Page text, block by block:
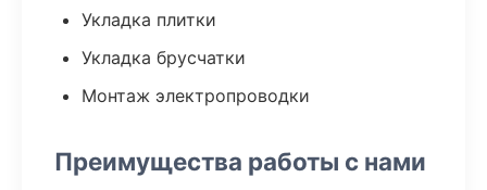
Укладка плитки
Укладка брусчатки
Монтаж электропроводки
Преимущества работы с нами